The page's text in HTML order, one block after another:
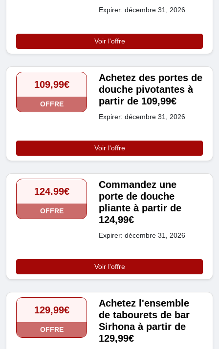
Expirer: décembre 31, 2026
Voir l'offre
109,99€
OFFRE
Achetez des portes de
douche pivotantes à
partir de 109,99€
Expirer: décembre 31, 2026
Voir l'offre
124.99€
OFFRE
Commandez une
porte de douche
pliante à partir de
124,99€
Expirer: décembre 31, 2026
Voir l'offre
129,99€
OFFRE
Achetez l'ensemble
de tabourets de bar
Sirhona à partir de
129,99€